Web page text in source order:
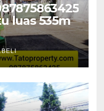
luas 535m